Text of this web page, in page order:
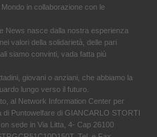
in collaborazione con le
News nasce dalla nostra esperienza
valori della solidarietà, delle pari
siamo convinti, vada fatta più
giovani o anziani, che abbiamo la
lungo verso il futuro.
al Network Information Center per
di Puntowelfare di GIANCARLO STORTI
sede in Via Litta, 4- Cap 26100